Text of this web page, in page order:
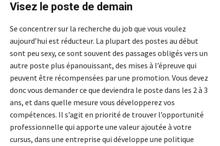
Visez le poste de demain
Se concentrer sur la recherche du job que vous voulez
aujourd’hui est réducteur. La plupart des postes au début
sont peu sexy, ce sont souvent des passages obligés vers un
autre poste plus épanouissant, des mises à l’épreuve qui
peuvent être récompensées par une promotion. Vous devez
donc vous demander ce que deviendra le poste dans les 2 à 3
ans, et dans quelle mesure vous développerez vos
compétences. Il s’agit en priorité de trouver l’opportunité
professionnelle qui apporte une valeur ajoutée à votre
cursus, dans une entreprise qui développe une politique